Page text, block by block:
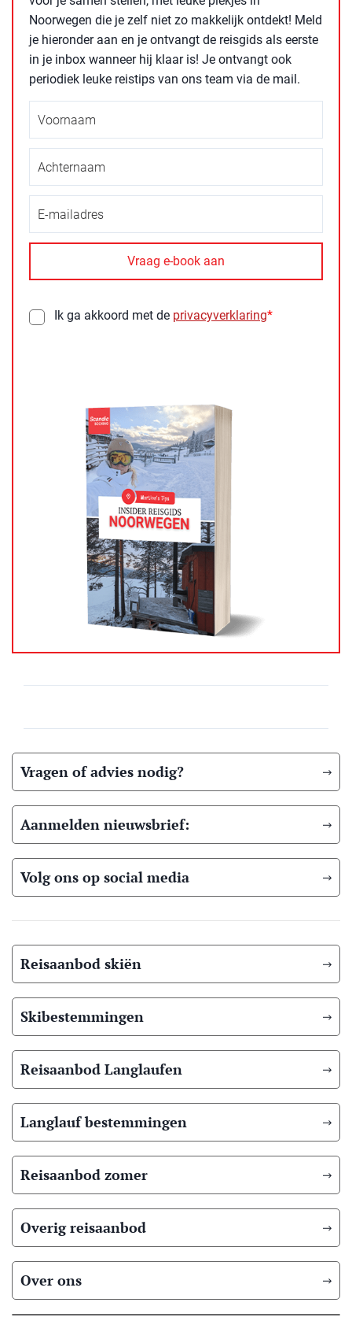
Noorwegen die je zelf niet zo makkelijk ontdekt! Meld
je hieronder aan en je ontvangt de reisgids als eerste
in je inbox wanneer hij klaar is! Je ontvangt ook
periodiek leuke reistips van ons team via de mail.
Ik ga akkoord met de privacyverklaring*
Vragen of advies nodig?
Aanmelden nieuwsbrief:
Volg ons op social media
Reisaanbod skiën
Skibestemmingen
Reisaanbod Langlaufen
Langlauf bestemmingen
Reisaanbod zomer
Overig reisaanbod
Over ons